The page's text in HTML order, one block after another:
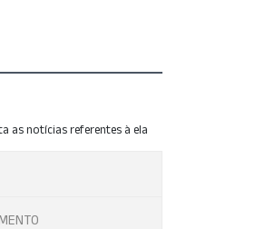
as notícias referentes à ela